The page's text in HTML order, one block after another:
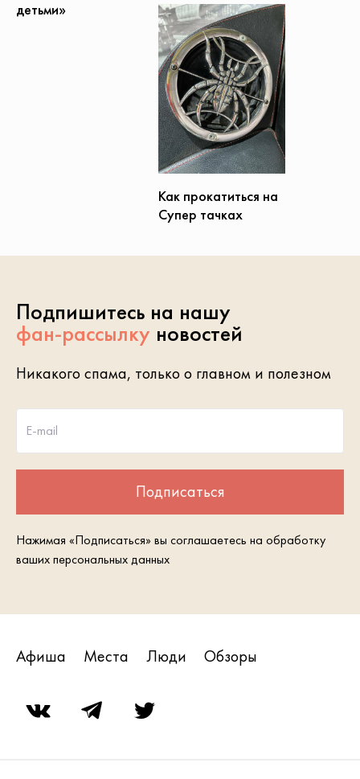
детьми»
Как прокатиться на
Супер тачках
Подпишитесь на нашу
фан-рассылку новостей
Никакого спама, только о главном и полезном
E-mail
Подписаться
Нажимая «Подписаться» вы соглашаетесь на обработку
ваших персональных данных
Афиша Места Люди Обзоры